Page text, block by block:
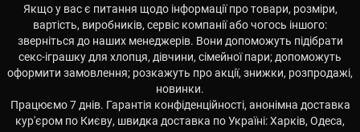
Якщо у вас є питання щодо інформації про товари, розміри,
вартість, виробників, сервіс компанії або чогось іншого:
зверніться до наших менеджерів. Вони допоможуть підібрати
секс-іграшку для хлопця, дівчини, сімейної пари; допоможуть
оформити замовлення; розкажуть про акції, знижки, розпродажі,
новинки.
Працюємо 7 днів. Гарантія конфіденційності, анонімна доставка
кур'єром по Києву, швидка доставка по Україні: Харків, Одеса,